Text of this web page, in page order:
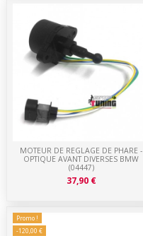
Promo !
-120,00 €
MOTEUR DE REGLAGE DE PHARE -
OPTIQUE AVANT DIVERSES BMW
(04447)
37,90 €